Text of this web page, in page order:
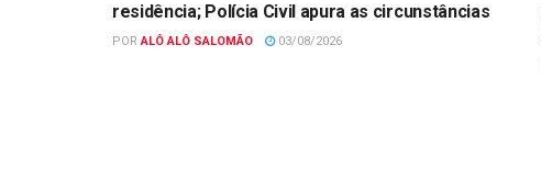
residência; Polícia Civil apura as circunstâncias
POR ALÔ ALÔ SALOMÃO 03/08/2026